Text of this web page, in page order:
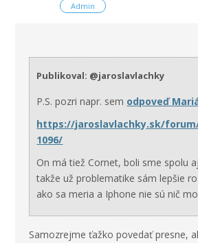
Admin
Publikoval: @jaroslavlachky
P.S. pozri napr. sem odpoveď
https://jaroslavlachky.sk/
1096/
On má tiež Cornet, boli sme spolu
takže už problematike sám lepšie
ako sa meria a Iphone nie sú nič
Samozrejme ťažko povedať presne,